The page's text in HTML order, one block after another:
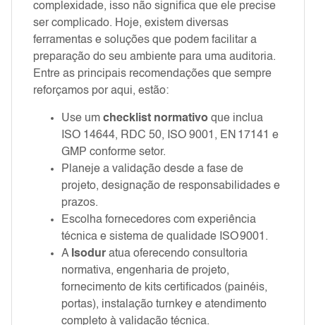
complexidade, isso não significa que ele precise
ser complicado. Hoje, existem diversas
ferramentas e soluções que podem facilitar a
preparação do seu ambiente para uma auditoria.
Entre as principais recomendações que sempre
reforçamos por aqui, estão:
Use um checklist normativo que inclua
ISO 14644, RDC 50, ISO 9001, EN 17141 e
GMP conforme setor.
Planeje a validação desde a fase de
projeto, designação de responsabilidades e
prazos.
Escolha fornecedores com experiência
técnica e sistema de qualidade ISO 9001.
A Isodur atua oferecendo consultoria
normativa, engenharia de projeto,
fornecimento de kits certificados (painéis,
portas), instalação turnkey e atendimento
completo à validação técnica.